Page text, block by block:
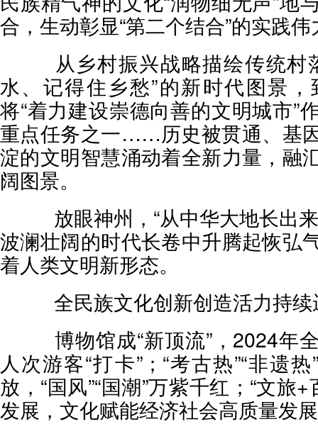
合，生动彰显“第二个结合”的实践伟
从乡村振兴战略描绘传统村
水、记得住乡愁”的新时代图景
将“着力建设崇德向善的文明城市”
重点任务之一……历史被贯通、基
淀的文明智慧涌动着全新力量，融
阔图景。
放眼神州，“从中华大地长出来
波澜壮阔的时代长卷中升腾起恢弘
着人类文明新形态。
全民族文化创新创造活力持
博物馆成“新顶流”，2024年
人次游客“打卡”；“考古热”“非遗
放，“国风”“国潮”万紫千红；“文旅
发展，文化赋能经济社会高质量